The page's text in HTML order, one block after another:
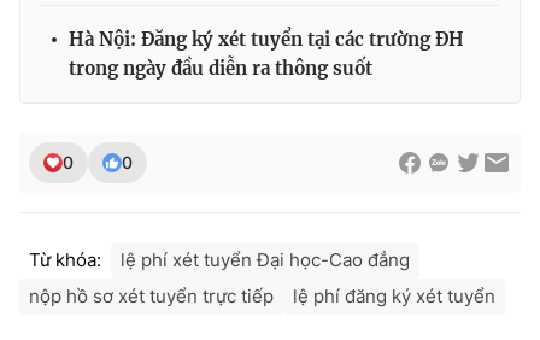
Hà Nội: Đăng ký xét tuyển tại các trường ĐH
trong ngày đầu diễn ra thông suốt
0 0
Từ khóa:
lệ phí xét tuyển Đại học-Cao đẳng
nộp hồ sơ xét tuyển trực tiếp
lệ phí đăng ký xét tuyển